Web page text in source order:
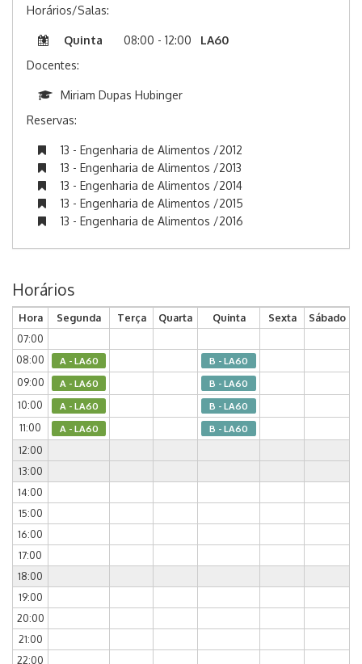
Horários/Salas:
Quinta 08:00 - 12:00
LA60
Docentes:
Miriam Dupas Hubinger
Reservas:
13 - Engenharia de Alimentos /2012
13 - Engenharia de Alimentos /2013
13 - Engenharia de Alimentos /2014
13 - Engenharia de Alimentos /2015
13 - Engenharia de Alimentos /2016
Horários
Hora Segunda Terça Quarta Quinta Sexta
Sábado
07:00
08:00
A - LA60 B - LA60
09:00 A - LA60 B - LA60
10:00 A - LA60 B - LA60
11:00 A - LA60 B - LA60
12:00
13:00
14:00
15:00
16:00
17:00
18:00
19:00
20:00
21:00
22:00